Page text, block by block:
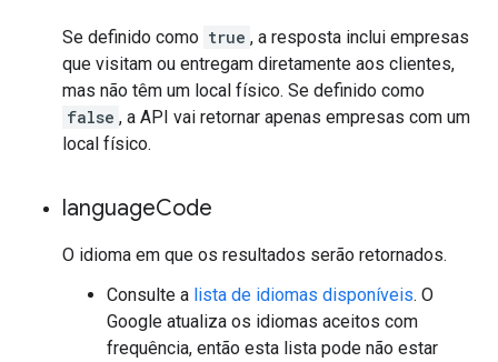
Se definido como true , a resposta inclui empresas
que visitam ou entregam diretamente aos clientes,
mas não têm um local físico. Se definido como
false , a API vai retornar apenas empresas com um
local físico.
languageCode
O idioma em que os resultados serão retornados.
Consulte a lista de idiomas disponíveis. O
Google atualiza os idiomas aceitos com
frequência, então esta lista pode não estar